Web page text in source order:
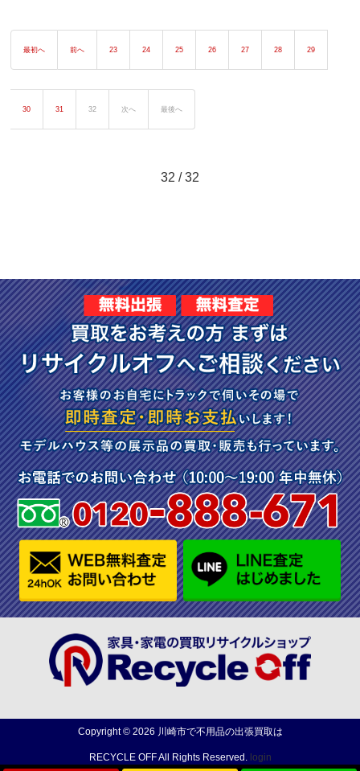
最初へ 前へ 23 24 25 26 27 28 29
30 31 32 次へ 最後へ
32 / 32
Copyright © 2026 川崎市で不用品の出張買取は
RECYCLE OFFAll Rights Reserved. login